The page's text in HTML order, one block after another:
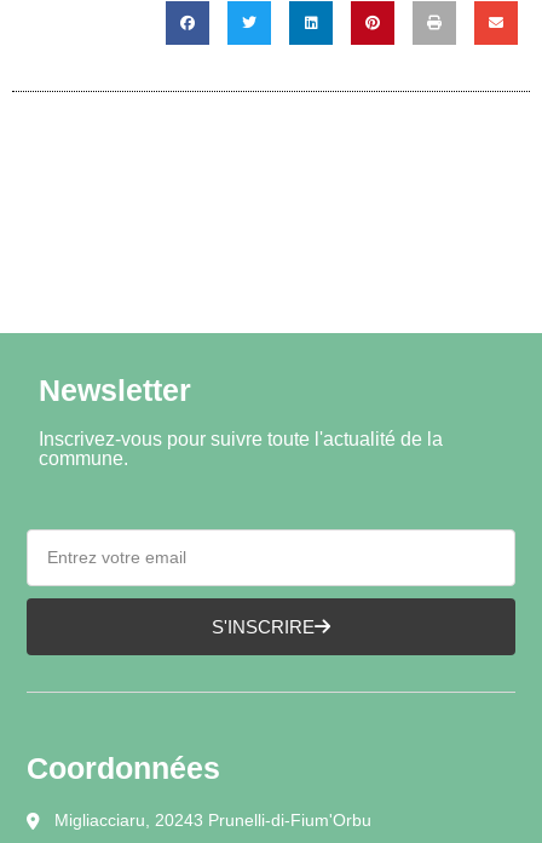
Newsletter
Inscrivez-vous pour suivre toute l'actualité de la
commune.
S'INSCRIRE
Coordonnées
Migliacciaru, 20243 Prunelli-di-Fium'Orbu